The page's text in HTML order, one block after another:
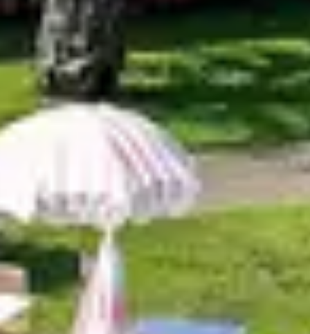
un cadre privilégié. Le club Belambra Les
des équipements de loisirs et des
idéale pour se ressourcer.
AUTRE
une escapade en couple ou une pause
à cette période permet de redécouvrir